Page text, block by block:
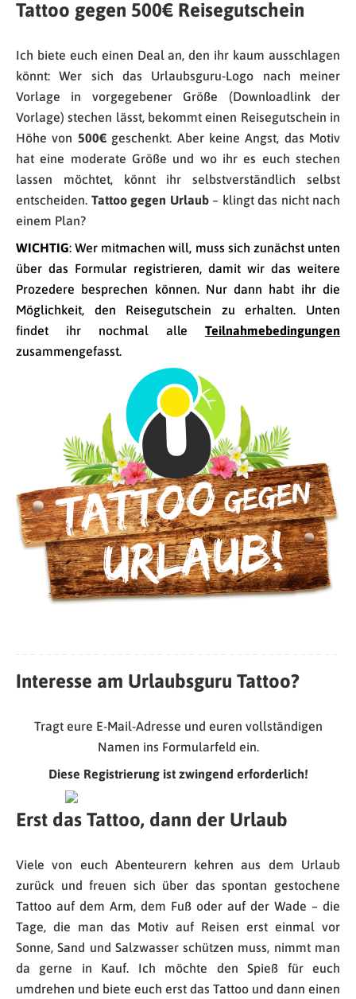
Tattoo gegen 500€ Reisegutschein
Ich biete euch einen Deal an, den ihr kaum ausschlagen
könnt: Wer sich das Urlaubsguru-Logo nach meiner
Vorlage in vorgegebener Größe (Downloadlink der
Vorlage) stechen lässt, bekommt einen Reisegutschein in
Höhe von 500€geschenkt. Aber keine Angst, das Motiv
hat eine moderate Größe und wo ihr es euch stechen
lassen möchtet, könnt ihr selbstverständlich selbst
entscheiden. Tattoo gegen Urlaub– klingt das nicht nach
einem Plan?
WICHTIG: Wer mitmachen will, muss sich zunächst unten
über das Formular registrieren, damit wir das weitere
Prozedere besprechen können. Nur dann habt ihr die
Möglichkeit, den Reisegutschein zu erhalten. Unten
findet ihr nochmal alle Teilnahmebedingungen
zusammengefasst.
Interesse am Urlaubsguru Tattoo?
Tragt eure E-Mail-Adresse und euren vollständigen
Namen ins Formularfeld ein.
Diese Registrierung ist zwingend erforderlich!
Erst das Tattoo, dann der Urlaub
Viele von euch Abenteurern kehren aus dem Urlaub
zurück und freuen sich über das spontan gestochene
Tattoo auf dem Arm, dem Fuß oder auf der Wade – die
Tage, die man das Motiv auf Reisen erst einmal vor
Sonne, Sand und Salzwasser schützen muss, nimmt man
da gerne in Kauf. Ich möchte den Spieß für euch
umdrehen und biete euch erst das Tattoo und dann einen